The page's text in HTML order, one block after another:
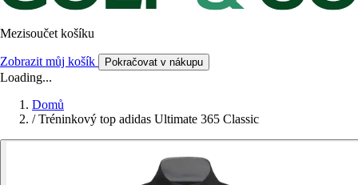
Mezisoučet košíku
Zobrazit můj košík Pokračovat v nákupu
Loading...
Domů
/ Tréninkový top adidas Ultimate 365 Classic